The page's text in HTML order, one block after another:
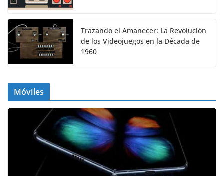
Trazando el Amanecer: La Revolución
de los Videojuegos en la Década de
1960
Móviles